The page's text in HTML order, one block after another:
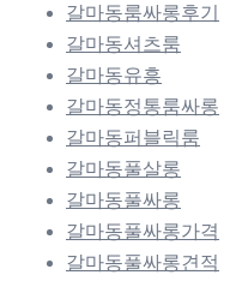
갈마동룸싸롱후기
갈마동셔츠룸
갈마동유흥
갈마동정통룸싸롱
갈마동퍼블릭룸
갈마동풀살롱
갈마동풀싸롱
갈마동풀싸롱가격
갈마동풀싸롱견적